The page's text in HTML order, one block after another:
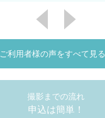
ご利用者様の声をすべて見る
撮影までの流れ
申込は簡単！